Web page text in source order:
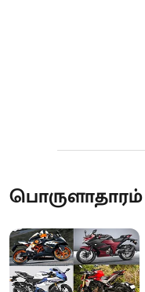
பொருளாதாரம்